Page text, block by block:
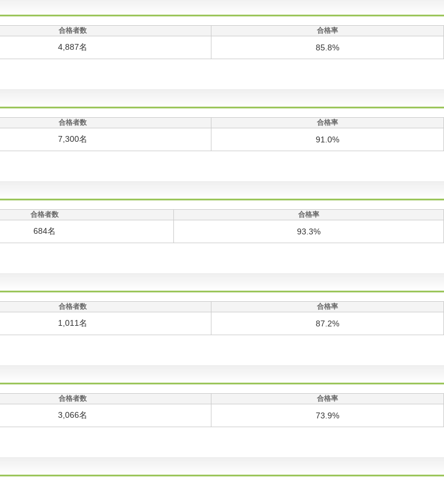
合格者数 合格率
4,887名 85.8%
合格者数 合格率
7,300名 91.0%
合格者数 合格率
684名 93.3%
合格者数 合格率
1,011名 87.2%
合格者数 合格率
3,066名 73.9%